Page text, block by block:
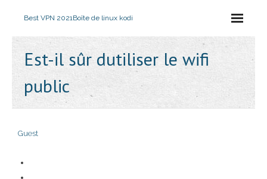
Best VPN 2021Boîte de linux kodi
Est-il sûr dutiliser le wifi
public
Guest